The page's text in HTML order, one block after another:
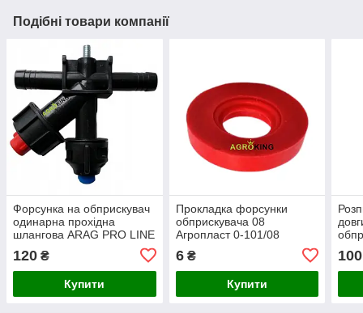
Подібні товари компанії
Форсунка на обприскувач
одинарна прохідна
шлангова ARAG PRO LINE
120 ₴
Купити
Прокладка форсунки
обприскувача 08
Агропласт 0-101/08
6₴
Купити
100